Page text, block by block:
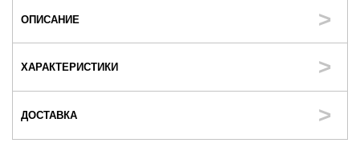
ОПИСАНИЕ
ХАРАКТЕРИСТИКИ
ДОСТАВКА